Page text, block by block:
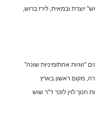
יוצרת ובמאית, לירז ברוש,
חנוך לוין לזכר ד"ר שוש